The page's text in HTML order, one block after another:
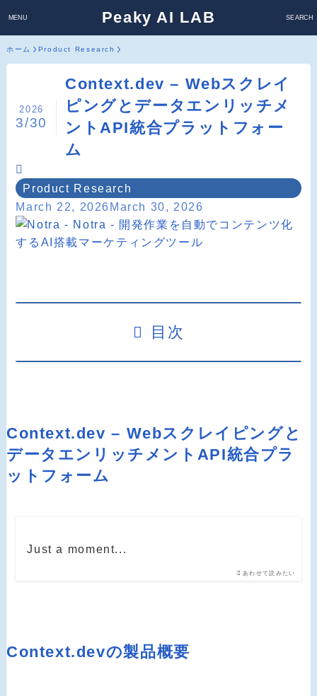
Peaky AI LAB SEARCH
MENU
ホーム Product Research
Context.dev – Webスクレイ
ピングとデータエンリッチメ
ントAPI統合プラットフォー
ム
2026
3/30
Product Research
March 22, 2026 March 30, 2026
目次
Context.dev – Webスクレイピングと
データエンリッチメントAPI統合プラ
ットフォーム
あわせて読みたい
Just a moment...
Context.devの製品概要